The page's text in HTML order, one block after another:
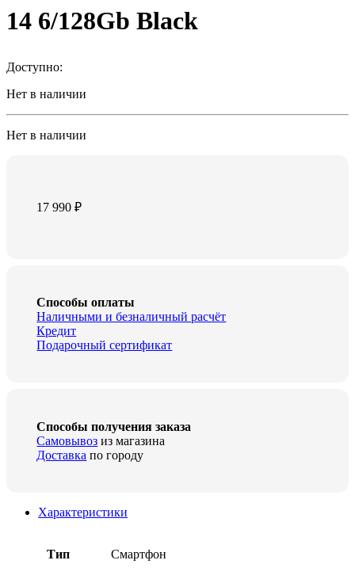
14 6/128Gb Black
Доступно:
Нет в наличии
Нет в наличии
17 990₽
Способы оплаты
Наличными и безналичный расчёт
Кредит
Подарочный сертификат
Способы получения заказа
Самовывоз из магазина
Доставка по городу
Характеристики
Тип Смартфон